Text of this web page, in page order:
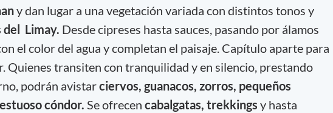
y dan lugar a una vegetación variada con distintos tonos y
del Limay. Desde cipreses hasta sauces, pasando por álamos
el color del agua y completan el paisaje. Capítulo aparte para
Quienes transiten con tranquilidad y en silencio, prestando
podrán avistarciervos, guanacos, zorros, pequeños
cóndor. Se ofrecen cabalgatas, trekkings y hasta